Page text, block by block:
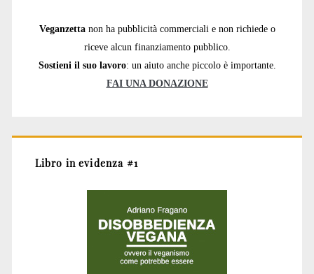
Veganzetta non ha pubblicità commerciali e non richiede o
riceve alcun finanziamento pubblico.
Sostieni il suo lavoro: un aiuto anche piccolo è importante.
FAI UNA DONAZIONE
Libro in evidenza #1